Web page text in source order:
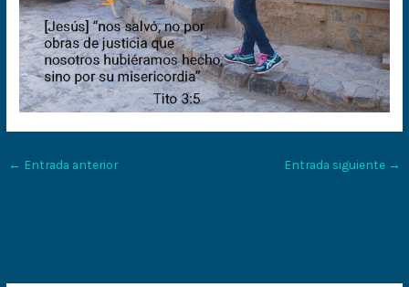
← Entrada anterior Entrada siguiente →